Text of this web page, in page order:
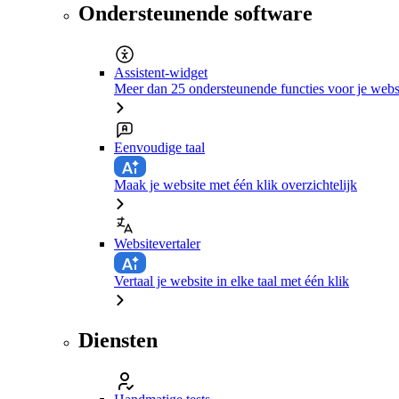
Ondersteunende software
Assistent-widget
Meer dan 25 ondersteunende functies voor je
Eenvoudige taal
Maak je website met één klik overzichtelijk
Websitevertaler
Vertaal je website in elke taal met één klik
Diensten